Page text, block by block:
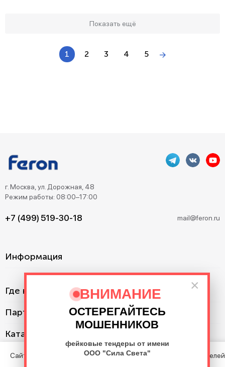
×
ВНИМАНИЕ
ОСТЕРЕГАЙТЕСЬ
МОШЕННИКОВ
фейковые тендеры от имени
ООО "Сила Света"
Показать ещё
1 2 3 4 5
г. Москва, ул. Дорожная, 48
Режим работы: 08:00–17:00
+7 (499) 519-30-18 mail@feron.ru
Информация
Где купить?
Партнерам
Каталог
Сайт использует cookie с целью анализа поведения посетителей